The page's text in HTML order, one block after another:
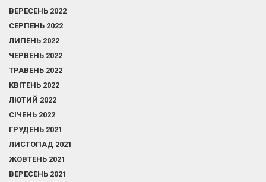
ВЕРЕСЕНЬ 2022
СЕРПЕНЬ 2022
ЛИПЕНЬ 2022
ЧЕРВЕНЬ 2022
ТРАВЕНЬ 2022
КВІТЕНЬ 2022
ЛЮТИЙ 2022
СІЧЕНЬ 2022
ГРУДЕНЬ 2021
ЛИСТОПАД 2021
ЖОВТЕНЬ 2021
ВЕРЕСЕНЬ 2021